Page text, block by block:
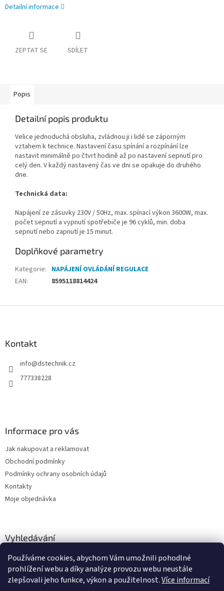
Používáme cookies, abychom Vám umožnili pohodlné
prohlížení webu a díky analýze provozu webu neustále
zlepšovali jeho funkce, výkon a použitelnost.Více informací
Detailní informace
ZEPTAT SE SDÍLET
Popis
Detailní popis produktu
Velice jednoduchá obsluha, zvládnou ji i lidé se záporným
vztahem k technice. Nastavení času spínání a rozpínání lze
nastavit minimálně po čtvrt hodině až po nastavení sepnutí pro
celý den. V každý nastavený čas ve dni se opakuje do druhého
dne.
Technická data:
Napájení ze zásuvky 230V / 50Hz, max. spínací výkon 3600W, max.
počet sepnutí a vypnutí spotřebiče je 96 cyklů, min. doba
sepnutí nebo zapnutí je 15 minut.
Doplňkové parametry
Kategorie: NAPÁJENÍ OVLÁDÁNÍ REGULACE
EAN: 8595118814424
Kontakt
info@dstechnik.cz
777338228
Informace pro vás
Jak nakupovat a reklamovat
Obchodní podmínky
Podmínky ochrany osobních údajů
Kontakty
Moje objednávka
Vyhledávání
HLEDAT